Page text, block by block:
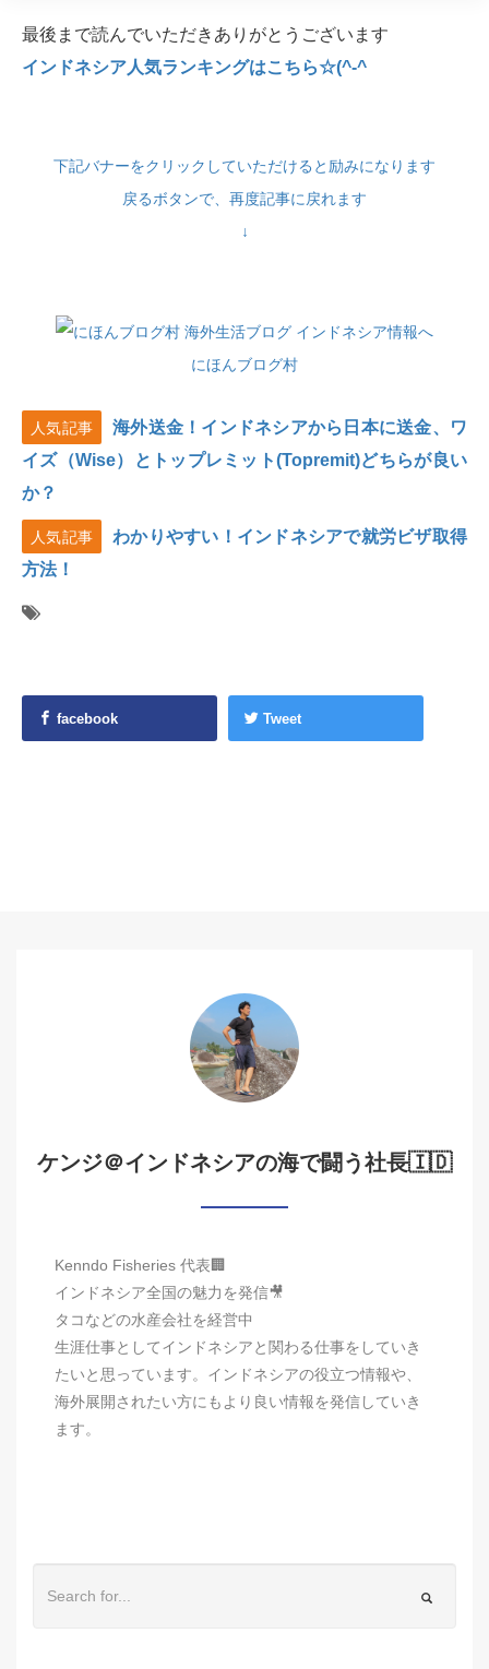
最後まで読んでいただきありがとうございます
インドネシア人気ランキングはこちら☆(^-^
下記バナーをクリックしていただけると励みになります
戻るボタンで、再度記事に戻れます
↓
にほんブログ村
人気記事
海外送金！インドネシアから日本に送金、ワ
イズ（Wise）とトップレミット(Topremit)どちらが良い
か？
人気記事
わかりやすい！インドネシアで就労ビザ取得
方法！
facebook Tweet
ケンジ＠インドネシアの海で闘う社長🇮🇩
Kenndo Fisheries 代表🏢
インドネシア全国の魅力を発信🎥
タコなどの水産会社を経営中
生涯仕事としてインドネシアと関わる仕事をしていき
たいと思っています。インドネシアの役立つ情報や、
海外展開されたい方にもより良い情報を発信していき
ます。